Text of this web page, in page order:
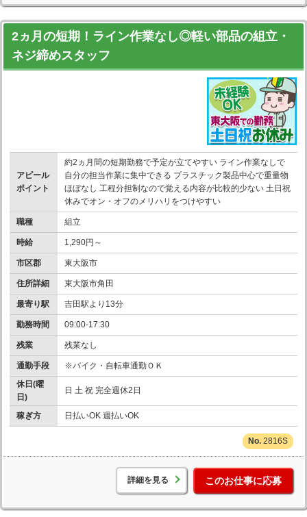
2ヵ月の短期！ライン作業なし◎軽い部品の組立・
ネジ締めスタッフ
アピール
ポイント
約2ヵ月間の短期勤務で予定が立てやすい ライン作業なしで
自分の担当作業に集中できる プラスチック製品中心で重量物
ほぼなし 工程分担制なので覚える内容が比較的少ない 土日祝
休みでオン・オフのメリハリをつけやすい
職種 組立
時給 1,290円～
市区郡 東大阪市
住所詳細 東大阪市角田
最寄り駅 吉田駅より13分
勤務時間 09:00-17:30
残業 残業なし
通勤手段
※バイク・自転車通勤ＯＫ
休日(曜
日)
日 土 祝 完全週休2日
稼ぎ方 日払いOK 週払いOK
2816S
詳細を見る このお仕事に応募